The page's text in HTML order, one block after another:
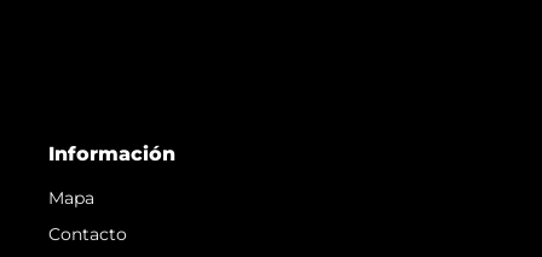
Información
Mapa
Contacto